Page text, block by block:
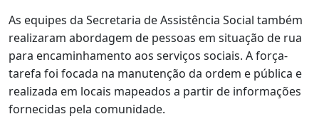
As equipes da Secretaria de Assistência Social também
realizaram abordagem de pessoas em situação de rua
para encaminhamento aos serviços sociais. A força-
tarefa foi focada na manutenção da ordem e pública e
realizada em locais mapeados a partir de informações
fornecidas pela comunidade.